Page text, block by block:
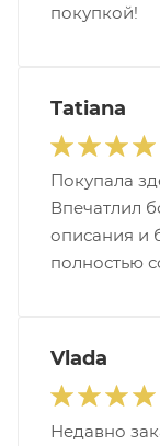
покупкой!
Tatiana
Покупала
Впечатлил
описания и
полностью
Vlada
Недавно